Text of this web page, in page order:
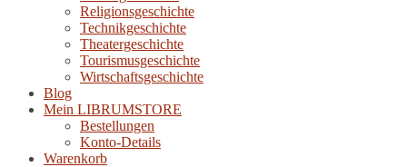
Religionsgeschichte
Technikgeschichte
Theatergeschichte
Tourismusgeschichte
Wirtschaftsgeschichte
Blog
Mein LIBRUMSTORE
Bestellungen
Konto-Details
Warenkorb